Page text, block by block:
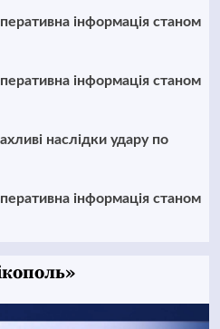
інформація станом
інформація станом
наслідки удару по
інформація станом